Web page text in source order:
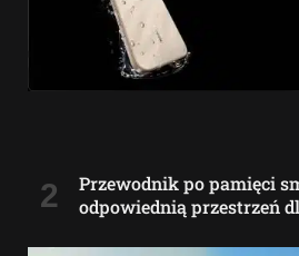
Przewodnik po pamięci
odpowiednią przestrzeń